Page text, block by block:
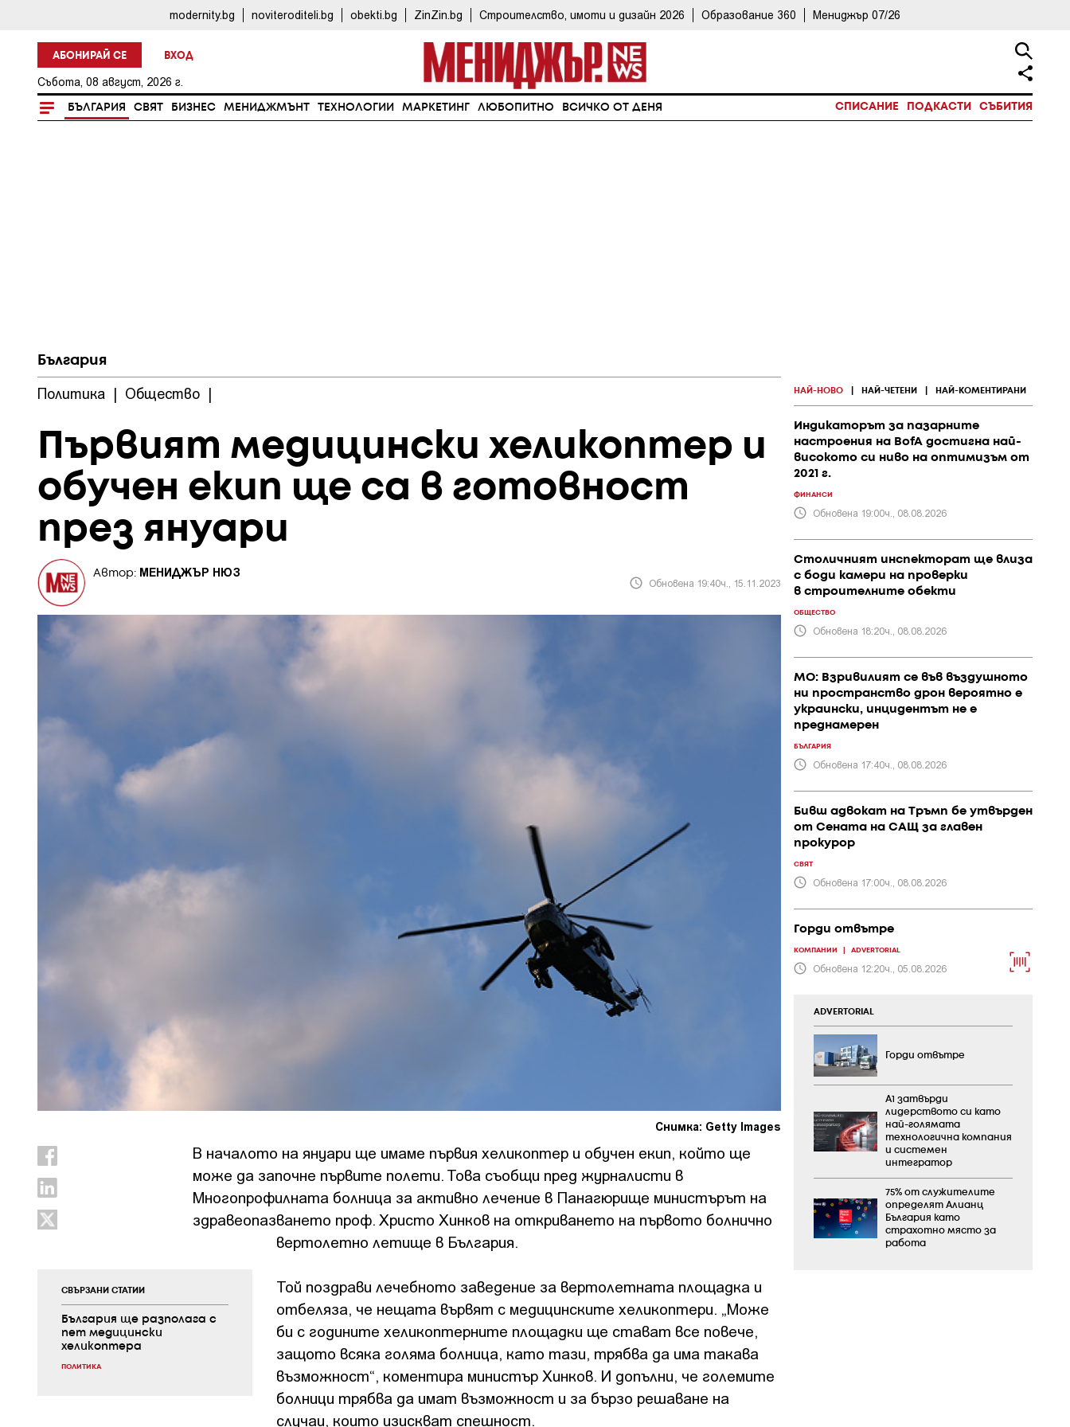
modernity.bg noviteroditeli.bg obekti.bg ZinZin.bg Строителство, имоти и дизайн 2026 Образование 360 Мениджър 07/26
АБОНИРАЙ СЕ ВХОД
Събота, 08 август, 2026 г.
БЪЛГАРИЯ СВЯТ БИЗНЕС МЕНИДЖМЪНТ ТЕХНОЛОГИИ МАРКЕТИНГ ЛЮБОПИТНО ВСИЧКО ОТ ДЕНЯ СПИСАНИЕ ПОДКАСТИ СЪБИТИЯ
България
Политика | Общество |
Първият медицински хеликоптер и
обучен екип ще са в готовност
през януари
Автор: МЕНИДЖЪР НЮЗ
Обновена 19:40ч., 15.11.2023
Снимка: Getty Images
СВЪРЗАНИ СТАТИИ
България ще разполага с
пет медицински
хеликоптера
ПОЛИТИКА
В началото на януари ще имаме първия хеликоптер и обучен екип, който ще
може да започне първите полети. Това съобщи пред журналисти в
Многопрофилната болница за активно лечение в Панагюрище министърът на
здравеопазването проф. Христо Хинков на откриването на първото болнично
вертолетно летище в България.
Той поздрави лечебното заведение за вертолетната площадка и
отбеляза, че нещата вървят с медицинските хеликоптери. „Може
би с годините хеликоптерните площадки ще стават все повече,
защото всяка голяма болница, като тази, трябва да има такава
възможност“, коментира министър Хинков. И допълни, че големите
болници трябва да имат възможност и за бързо решаване на
случаи, които изискват спешност.
НАЙ-НОВО НАЙ-ЧЕТЕНИ НАЙ-КОМЕНТИРАНИ
Индикаторът за пазарните
настроения на BofA достигна най-
високото си ниво на оптимизъм от
2021 г.
ФИНАНСИ
Обновена 19:00ч., 08.08.2026
Столичният инспекторат ще влиза
с боди камери на проверки
в строителните обекти
ОБЩЕСТВО
Обновена 18:20ч., 08.08.2026
МО: Взривилият се във въздушното
ни пространство дрон вероятно е
украински, инцидентът не е
преднамерен
БЪЛГАРИЯ
Обновена 17:40ч., 08.08.2026
Бивш адвокат на Тръмп бе утвърден
от Сената на САЩ за главен
прокурор
СВЯТ
Обновена 17:00ч., 08.08.2026
Горди отвътре
КОМПАНИИ ADVERTORIAL
Обновена 12:20ч., 05.08.2026
ADVERTORIAL
Горди отвътре
А1 затвърди
лидерството си като
най-голямата
технологична компания
и системен
интегратор
75% от служителите
определят Алианц
България като
страхотно място за
работа